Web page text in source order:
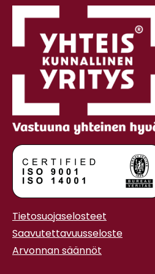
Tietosuojaselosteet
Saavutettavuusseloste
Arvonnan säännöt